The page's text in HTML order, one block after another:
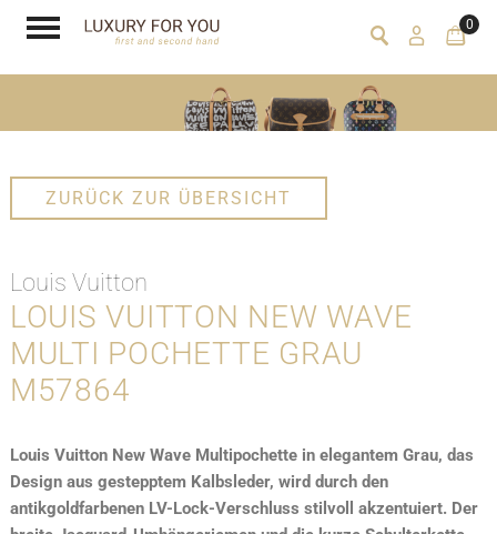
0
ZURÜCK ZUR ÜBERSICHT
Louis Vuitton
LOUIS VUITTON NEW WAVE
MULTI POCHETTE GRAU
M57864
Louis Vuitton New Wave Multipochette in elegantem Grau, das
Design aus gestepptem Kalbsleder, wird durch den
antikgoldfarbenen LV-Lock-Verschluss stilvoll akzentuiert. Der